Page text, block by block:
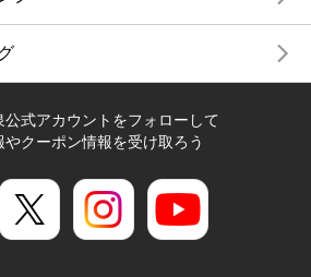
公式アカウントをフォローして
やクーポン情報を受け取ろう